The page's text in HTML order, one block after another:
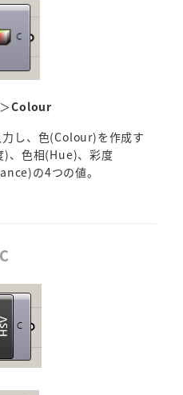
Colour
し、色(Colour)を作成す
)、色相(Hue)、彩度
の4つの値。
C